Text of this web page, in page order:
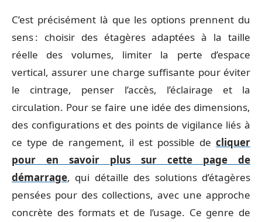
C’est précisément là que les options prennent du
sens : choisir des étagères adaptées à la taille
réelle des volumes, limiter la perte d’espace
vertical, assurer une charge suffisante pour éviter
le cintrage, penser l’accès, l’éclairage et la
circulation. Pour se faire une idée des dimensions,
des configurations et des points de vigilance liés à
ce type de rangement, il est possible de cliquer
pour en savoir plus sur cette page de
démarrage, qui détaille des solutions d’étagères
pensées pour des collections, avec une approche
concrète des formats et de l’usage. Ce genre de